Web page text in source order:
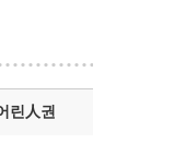
린人권